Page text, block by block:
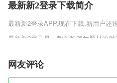
最新新2登录下载简介
最新新2登录APP,现在下载,新用户还
最新新2登录是一款以吃鸡为题材的射
里面会有很多的人物可以选择，这些
自的独特技能和熟悉，针对很多玩家
会有各自的优势和弱点，就看你能不
点来进行哦。
网友评论